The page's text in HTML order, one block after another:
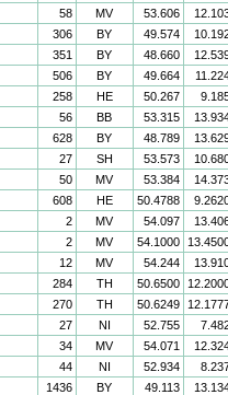
58 MV 53.606
306 BY 49.574
351 BY 48.660
506 BY 49.664
258 HE 50.267
56 BB 53.315
628 BY 48.789
27 SH 53.573
50 MV 53.384
608 HE 50.4788
2 MV 54.097
2 MV 54.1000
12 MV 54.244
284 TH 50.6500
270 TH 50.6249
27 NI 52.755
34 MV 54.071
44 NI 52.934
1436 BY 49.113